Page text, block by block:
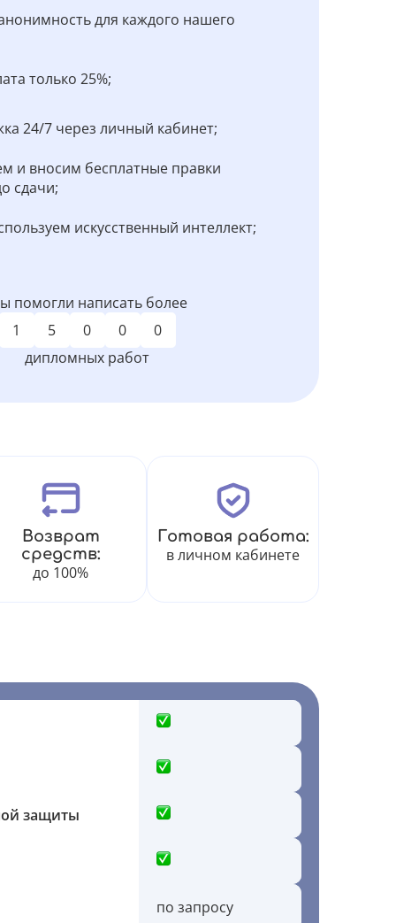
для каждого нашего
только 25%;
24/7 через личный кабинет;
и вносим бесплатные правки
сдачи;
искусственный интеллект;
помогли написать более
1
5 0 0
0
дипломных работ
Возврат
средств:
до 100%
Готовая работа:
в личном кабинете
защиты
по запросу